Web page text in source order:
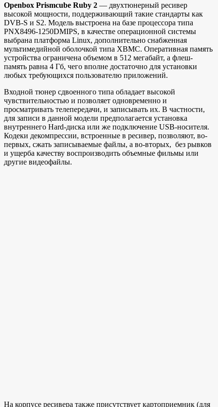
Openbox Prismcube Ruby 2 — двухтюнерный ресивер
высокой мощности, поддерживающий такие стандарты как
DVB-S и S2. Модель выстроена на базе процессора типа
PNX8496-1250DMIPS, в качестве операционной системы
выбрана платформа Linux, дополнительно снабженная
мультимедийной оболочкой типа XBMC. Оперативная память
устройства ограничена объемом в 512 мегабайт, а флеш-
память равна 4 Гб, чего вполне достаточно для установки
любых требующихся пользователю приложений.
Входной тюнер сдвоенного типа обладает высокой
чувствительностью и позволяет одновременно и
просматривать телепередачи, и записывать их. В частности,
для записи в данной модели предполагается установка
внутреннего Hard-диска или же подключение USB-носителя.
Кодеки декомпрессии, встроенные в ресивер, позволяют, во-
первых, сжать записываемые файлы, а во-вторых, без рывков
и ущерба качеству воспроизводить объемные фильмы или
другие видеофайлы.
На корпусе ресивера также присутствует картоприемник (для